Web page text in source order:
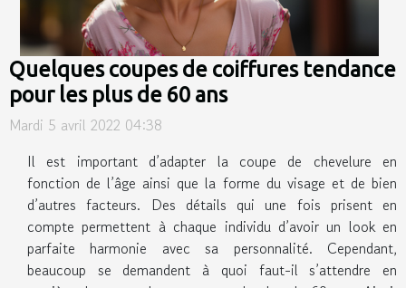
Quelques coupes de coiffures tendance
pour les plus de 60 ans
Mardi 5 avril 2022 04:38
Il est important d’adapter la coupe de chevelure en
fonction de l’âge ainsi que la forme du visage et de bien
d’autres facteurs. Des détails qui une fois prisent en
compte permettent à chaque individu d’avoir un look en
parfaite harmonie avec sa personnalité. Cependant,
beaucoup se demandent à quoi faut-il s’attendre en